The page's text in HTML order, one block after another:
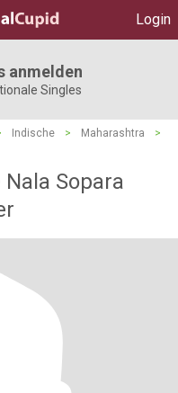
Login
anmelden
Singles
Indische > Maharashtra
>
Sopara